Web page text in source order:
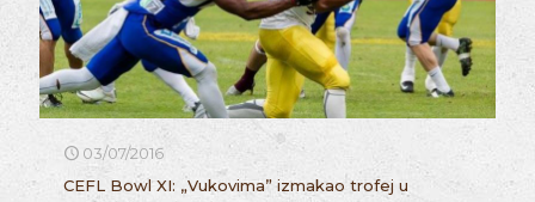
03/07/2016
CEFL Bowl XI: „Vukovima” izmakao trofej u